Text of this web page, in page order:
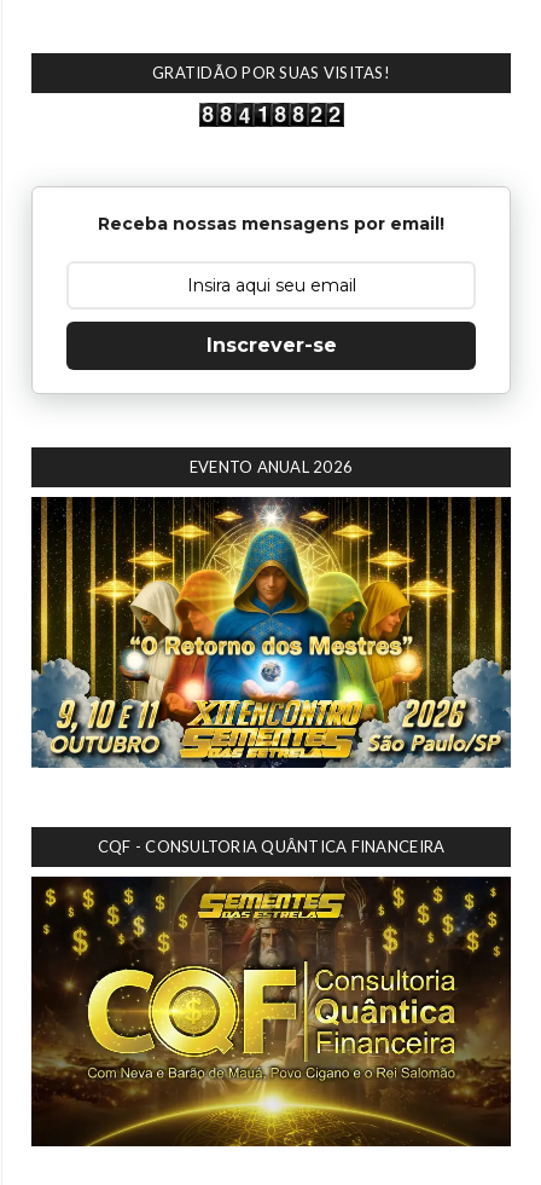
GRATIDÃO POR SUAS VISITAS!
Receba nossas mensagens por email!
Inscrever-se
EVENTO ANUAL 2026
CQF - CONSULTORIA QUÂNTICA FINANCEIRA